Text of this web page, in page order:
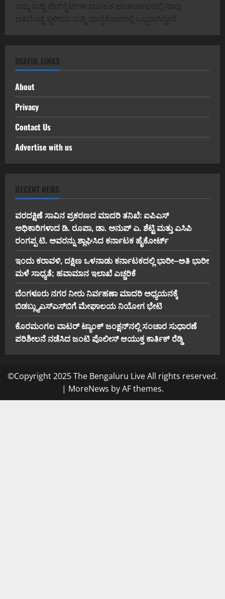
ನಮ್ಮ ಸುದ್ದಿ ವೆಬ್‌ಸೈಟ್‌ಗಳ ಮೂಲಕ ಅಂತರ್ಜಾಲದಲ್ಲಿ ನಾವು
ಅತಿದೊಡ್ಡ ಸ್ಥಳೀಯ ಸುದ್ದಿ ಪೂರೈಕೆದಾರರಲ್ಲಿ ಒಬ್ಬರಾಗಿದ್ದೇವೆ.
USEFUL LINKS
About
Privacy
Contact Us
Advertise with us
RECENT NEWS
ವರದಕ್ಷಿಣೆ ಸಾವಿನ ಪ್ರಕರಣದ ಮಾದರಿ ತನಿಖೆ: ಐಪಿಎಸ್
ಅಧಿಕಾರಿಗಳಾದ ಡಿ. ರೂಪಾ, ಡಾ. ಅನುಪ್ ಎ. ಶೆಟ್ಟಿ ಮತ್ತು ಎಸಿಪಿ
ರಂಗಪ್ಪ ಟಿ. ಅವರನ್ನು ಶ್ಲಾಘಿಸಿದ ಕರ್ನಾಟಕ ಹೈಕೋರ್ಟ್
ಇಂದು ಕರಾವಳಿ, ದಕ್ಷಿಣ ಒಳನಾಡು ಕರ್ನಾಟಕದಲ್ಲಿ ಭಾರೀ–ಅತಿ ಭಾರೀ
ಮಳೆ ಸಾಧ್ಯತೆ; ಹವಾಮಾನ ಇಲಾಖೆ ಎಚ್ಚರಿಕೆ
ಬೆಂಗಳೂರು ನಗರ ನೀರು ನಿರ್ವಹಣಾ ಮಾದರಿ ಅಧ್ಯಯನಕ್ಕೆ
ಬಿ‌ಡಬ್ಲ್ಯು‌ಎಸ್‌ಎಸ್‌ಬಿಗೆ ಮೇಘಾಲಯ ನಿಯೋಗ ಭೇಟಿ
ಕೊರಮಂಗಲ ವಾಟರ್ ಟ್ಯಾಂಕ್ ಜಂಕ್ಷನ್‌ನಲ್ಲಿ ಸಂಚಾರ ಸುಧಾರಣೆ
ಪರಿಶೀಲನೆ ನಡೆಸಿದ ಜಂಟಿ ಪೊಲೀಸ್ ಆಯುಕ್ತ ಕಾರ್ತಿಕ್ ರೆಡ್ಡಿ
©Copyright 2025 The Bengaluru Live All rights reserved.
| MoreNews by AF themes.